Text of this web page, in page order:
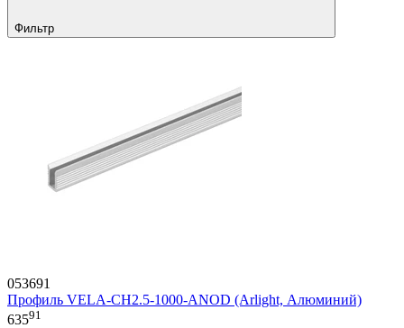
Фильтр
053691
Профиль VELA-CH2.5-1000-ANOD (Arlight, Алюминий)
63591